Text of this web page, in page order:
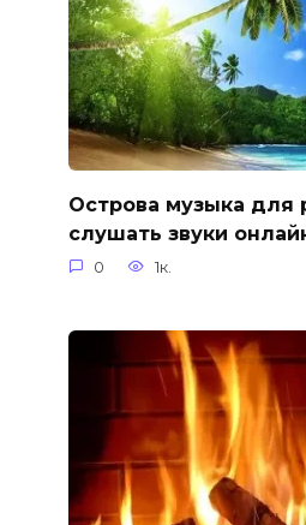
Острова музыка для
слушать звуки
0 1к.